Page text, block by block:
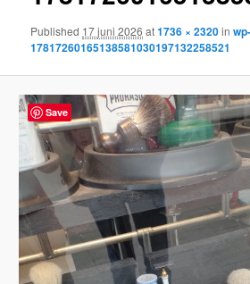
Published 17 juni 2026 at1736 × 2320inwp-
17817260165138581030197132258521
Save